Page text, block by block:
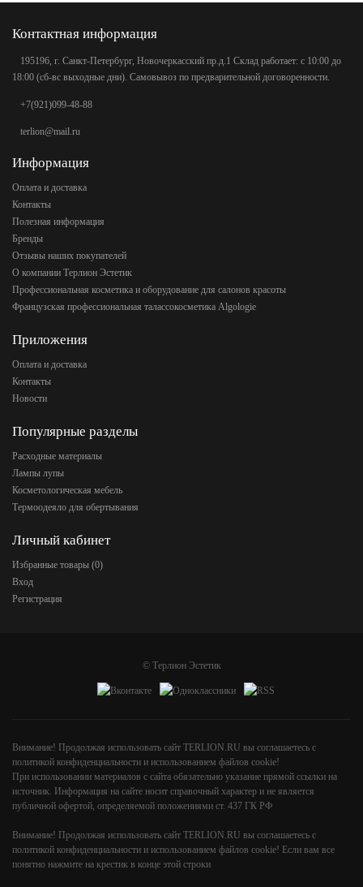
Контактная информация
195196, г. Санкт-Петербург, Новочеркасский пр.д.1 Склад работает: с 10:00 до
18:00 (сб-вс выходные дни). Самовывоз по предварительной договоренности.
+7(921)099-48-88
terlion@mail.ru
Информация
Оплата и доставка
Контакты
Полезная информация
Бренды
Отзывы наших покупателей
О компании Терлион Эстетик
Профессиональная косметика и оборудование для салонов красоты
Французская профессиональная талассокосметика Algologie
Приложения
Оплата и доставка
Контакты
Новости
Популярные разделы
Расходные материалы
Лампы лупы
Косметологическая мебель
Термоодеяло для обертывания
Личный кабинет
Избранные товары (0)
Вход
Регистрация
© Терлион Эстетик
Внимание! Продолжая использовать сайт TERLION.RU вы соглашаетесь с
политикой конфиденциальности и использованием файлов cookie!
При использовании материалов с сайта обязательно указание прямой ссылки на
источник. Информация на сайте носит справочный характер и не является
публичной офертой, определяемой положениями ст. 437 ГК РФ
Внимание! Продолжая использовать сайт TERLION.RU вы соглашаетесь с
политикой конфиденциальности и использованием файлов cookie! Если вам все
понятно нажмите на крестик в конце этой строки